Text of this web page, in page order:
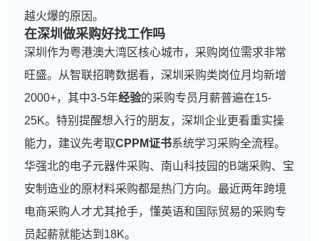
越火爆的原因。
在深圳做采购好找工作吗
深圳作为粤港澳大湾区核心城市，采购岗位需求非常
旺盛。从智联招聘数据看，深圳采购类岗位月均新增
2000+，其中3-5年经验的采购专员月薪普遍在15-
25K。特别提醒想入行的朋友，深圳企业更看重实操
能力，建议先考取CPPM证书系统学习采购全流程。
华强北的电子元器件采购、南山科技园的B端采购、宝
安制造业的原材料采购都是热门方向。最近两年跨境
电商采购人才尤其抢手，懂英语和国际贸易的采购专
员起薪就能达到18K。